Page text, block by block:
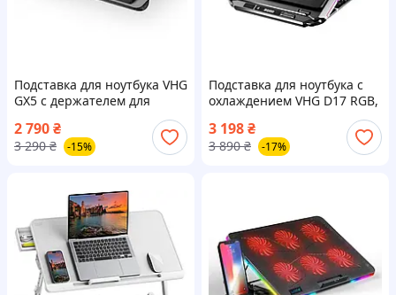
Подставка для ноутбука VHG
GX5 с держателем для
подушка, Gray
2 790₴
3 290 ₴ -15%
Подставка для ноутбука с
охлаждением VHG D17 RGB,
3 198₴
3 890 ₴ -17%